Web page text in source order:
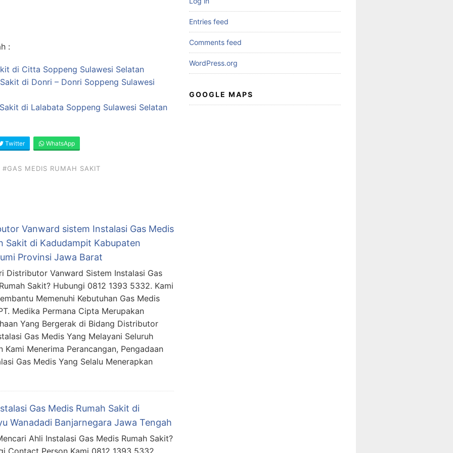
:
di Citta Soppeng Sulawesi Selatan
di Donri – Donri Soppeng Sulawesi
di Lalabata Soppeng Sulawesi Selatan
Twitter WhatsApp
#GAS MEDIS RUMAH SAKIT
Vanward sistem Instalasi Gas Medis
Sakit di Kadudampit Kabupaten
Provinsi Jawa Barat
Distributor Vanward Sistem Instalasi Gas
Sakit? Hubungi 0812 1393 5332. Kami
Memenuhi Kebutuhan Gas Medis
Medika Permana Cipta Merupakan
Yang Bergerak di Bidang Distributor
Gas Medis Yang Melayani Seluruh
Kami Menerima Perancangan, Pengadaan
Gas Medis Yang Selalu Menerapkan
Gas Medis Rumah Sakit di
Wanadadi Banjarnegara Jawa Tengah
Ahli Instalasi Gas Medis Rumah Sakit?
Contact Person Kami 0812 1393 5332.
Entries feed
Comments feed
WordPress.org
GOOGLE MAPS